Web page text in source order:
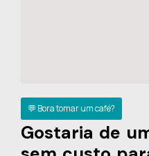
💬 Bora tomar um café?
Gostaria de